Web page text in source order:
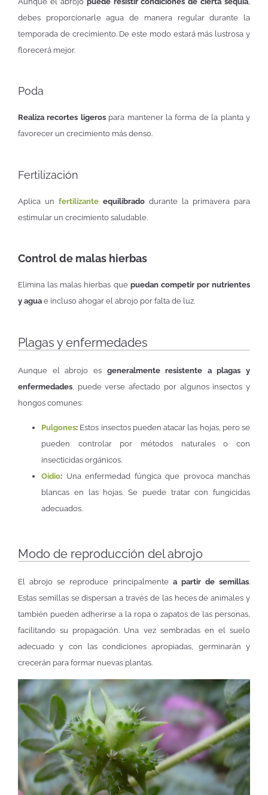
debes proporcionarle agua de manera regular durante la
temporada de crecimiento. De este modo estará más lustrosa y
florecerá mejor.
Poda
Realiza recortes ligeros para mantener la forma de la planta y
favorecer un crecimiento más denso.
Fertilización
Aplica un fertilizante equilibrado durante la primavera para
estimular un crecimiento saludable.
Control de malas hierbas
Elimina las malas hierbas que puedan competir por nutrientes
y agua e incluso ahogar el abrojo por falta de luz.
Plagas y enfermedades
Aunque el abrojo es generalmente resistente a plagas y
enfermedades, puede verse afectado por algunos insectos y
hongos comunes:
Pulgones: Estos insectos pueden atacar las hojas, pero se
pueden controlar por métodos naturales o con
insecticidas orgánicos.
Oídio: Una enfermedad fúngica que provoca manchas
blancas en las hojas. Se puede tratar con fungicidas
adecuados.
Modo de reproducción del abrojo
El abrojo se reproduce principalmente a partir de semillas.
Estas semillas se dispersan a través de las heces de animales y
también pueden adherirse a la ropa o zapatos de las personas,
facilitando su propagación. Una vez sembradas en el suelo
adecuado y con las condiciones apropiadas, germinarán y
crecerán para formar nuevas plantas.